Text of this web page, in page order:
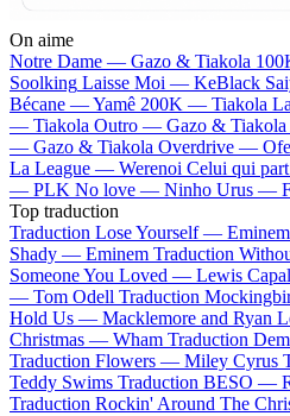
On aime
Notre Dame — Gazo & Tiakola
Soolking Laisse Moi — KeBlack
Bécane —Yamê 200K — Tiakola
— Tiakola Outro — Gazo & Tiakola
— Gazo & Tiakola Overdrive —
La League — Werenoi Celui qui
— PLK No love — Ninho Urus —
Top traduction
Traduction Lose Yourself — Eminem
Shady — Eminem Traduction
Someone You Loved — Lewis
— Tom Odell Traduction
Hold Us — Macklemore and Ryan
Christmas — Wham Traduction
Traduction Flowers — Miley Cyrus
Teddy Swims Traduction BESO —
Traduction Rockin' Around The